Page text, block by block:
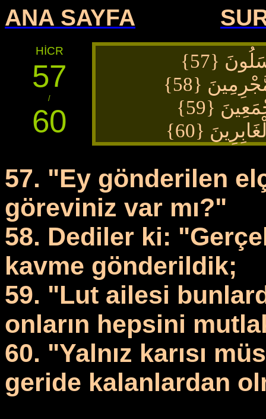
ANA SAYFA
HİCR
57
/
60
{57}
{58}
{59}
{60}
57. "Ey gönderilen
göreviniz var mı?"
58. Dediler ki:
kavme gönderildik;
59. "Lut ailesi
onların hepsini
60. "Yalnız karısı
geride kalanlardan